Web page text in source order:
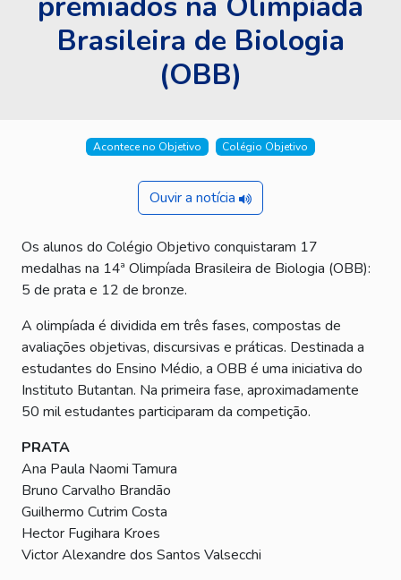
Brasileira de Biologia
(OBB)
Acontece no Objetivo Colégio Objetivo
Ouvir a notícia
Os alunos do Colégio Objetivo conquistaram 17
medalhas na 14ª Olimpíada Brasileira de Biologia (OBB):
5 de prata e 12 de bronze.
A olimpíada é dividida em três fases, compostas de
avaliações objetivas, discursivas e práticas. Destinada a
estudantes do Ensino Médio, a OBB é uma iniciativa do
Instituto Butantan. Na primeira fase, aproximadamente
50 mil estudantes participaram da competição.
PRATA
Ana Paula Naomi Tamura
Bruno Carvalho Brandão
Guilhermo Cutrim Costa
Hector Fugihara Kroes
Victor Alexandre dos Santos Valsecchi